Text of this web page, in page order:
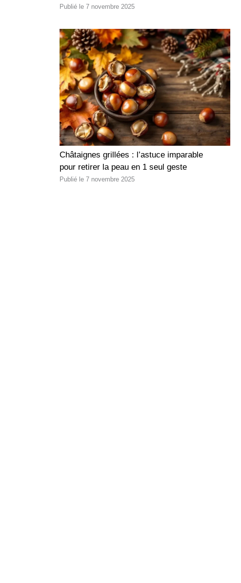
7 novembre 2025
Châtaignes grillées : l’astuce imparable
pour retirer la peau en 1 seul geste
7 novembre 2025